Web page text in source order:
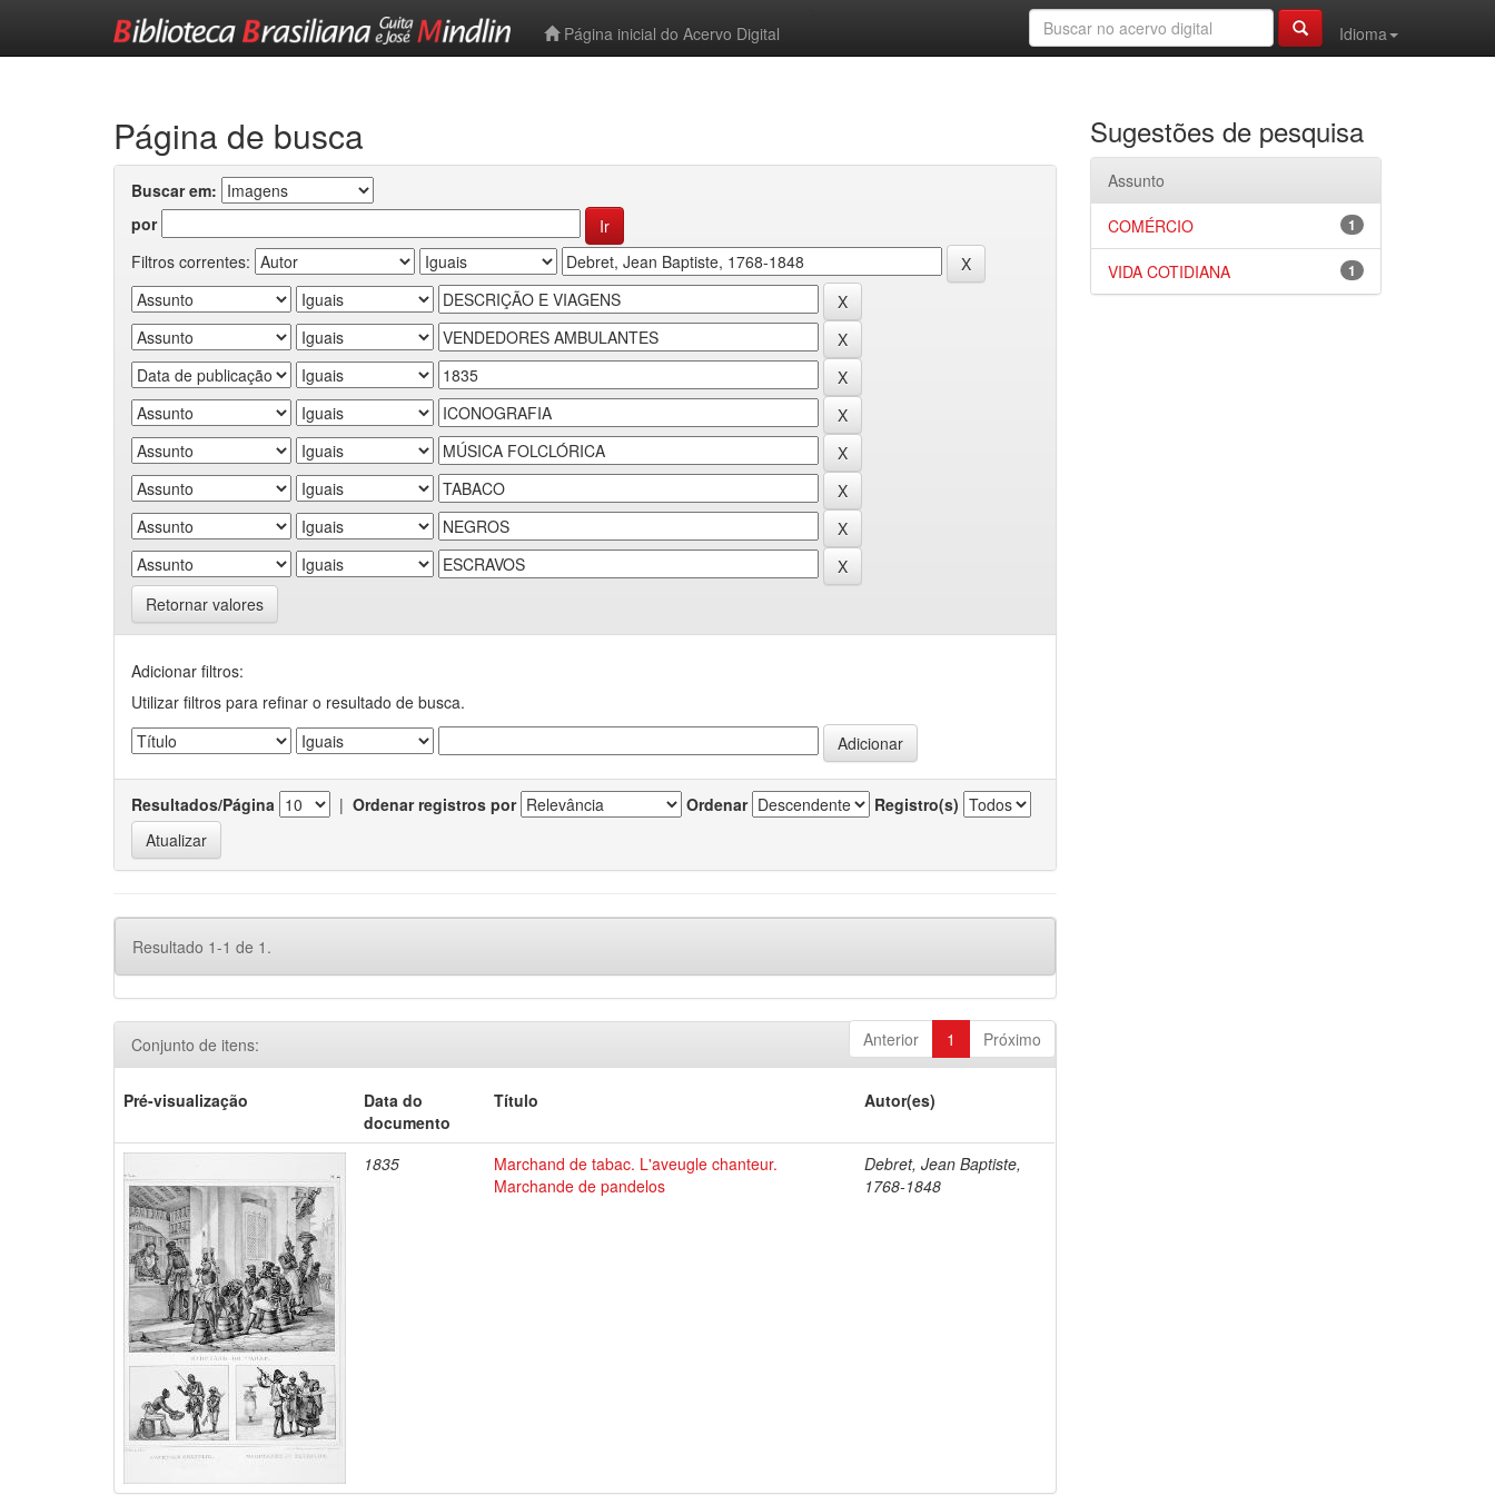
Página inicial do Acervo Digital
Idioma
Página de busca
Buscar em:
por
Filtros correntes:
Retornar valores
Adicionar filtros:
Utilizar filtros para refinar o resultado de busca.
Resultados/Página | Ordenar registros por Ordenar Registro(s)
Resultado 1-1 de 1.
Anterior 1 Próximo
Conjunto de itens:
Pré-visualização
Data do
documento
Título Autor(es)
1835
Marchand de tabac. L'aveugle chanteur.
Marchande de pandelos
Debret, Jean Baptiste,
1768-1848
Sugestões de pesquisa
Assunto
1
COMÉRCIO
1
VIDA COTIDIANA